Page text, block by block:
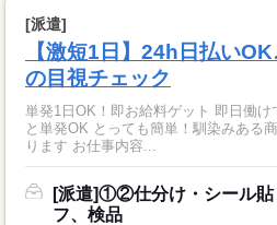
[派遣]
【激短1日】24h日払い
の目視チェック
単発1日OK！即お給料ゲット 即日働
と単発OK とっても簡単！馴染みある
ります お仕事内容...
[派遣]①②仕分け・シール貼
フ、検品